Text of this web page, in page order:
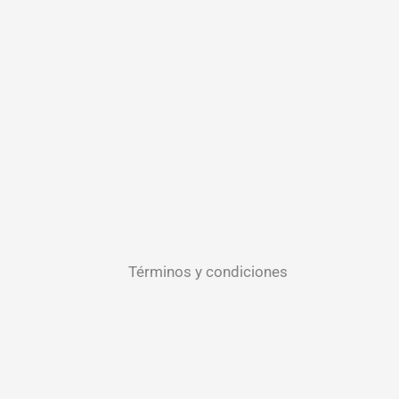
Términos y condiciones